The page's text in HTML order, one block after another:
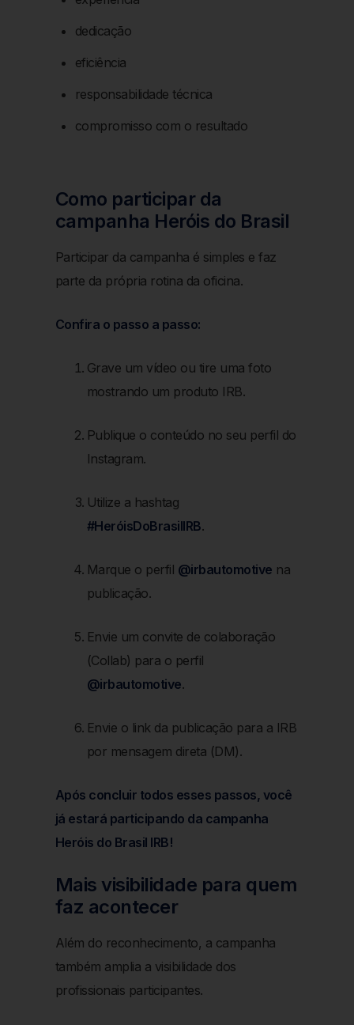
dedicação
eficiência
responsabilidade técnica
compromisso com o resultado
Como participar da
campanha Heróis do Brasil
Participar da campanha é simples e faz
parte da própria rotina da oficina.
Confira o passo a passo:
Grave um vídeo ou tire uma foto
mostrando um produto IRB.
Publique o conteúdo no seu perfil do
Instagram.
Utilize a hashtag
#HeróisDoBrasilIRB.
Marque o perfil @‌irbautomotive na
publicação.
Envie um convite de colaboração
(Collab) para o perfil
@‌irbautomotive.
Envie o link da publicação para a IRB
por mensagem direta (DM).
Após concluir todos esses passos, você
já estará participando da campanha
Heróis do Brasil IRB!
Mais visibilidade para quem
faz acontecer
Além do reconhecimento, a campanha
também amplia a visibilidade dos
profissionais participantes.